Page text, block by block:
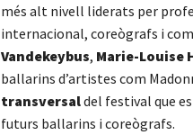
més alt nivell liderats per
internacional, coreògrafs i
Vandekeybus, Marie-Louise
ballarins d’artistes com
transversaldel festival que
futurs ballarins i coreògrafs.